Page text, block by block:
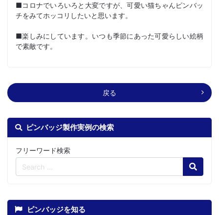
ピンバッジ製作実例の検索
フリーワード検索
Search
ピンバッジを知る
■コロナでいろいろと大変ですが、可愛い猫ちゃんピンバッ
チをみてホッコリしたいと思います。
■楽しみにしています。いつも季節にあった可愛らしい絵柄
で素敵です。
戻る